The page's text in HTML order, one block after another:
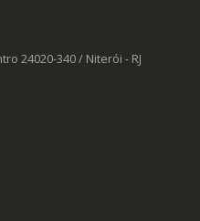
24020-340/ Niterói - RJ